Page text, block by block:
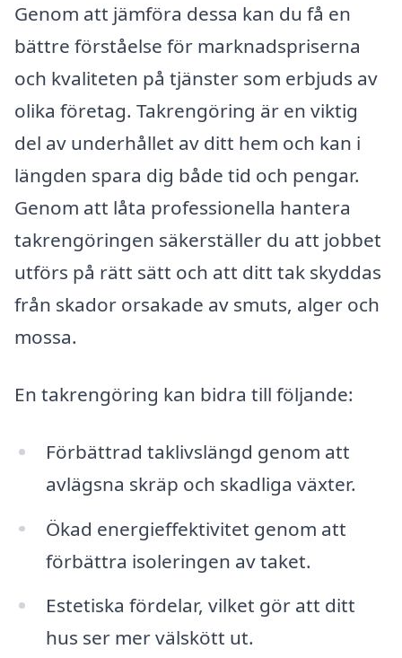
Genom att jämföra dessa kan du få en
bättre förståelse för marknadspriserna
och kvaliteten på tjänster som erbjuds av
olika företag. Takrengöring är en viktig
del av underhållet av ditt hem och kan i
längden spara dig både tid och pengar.
Genom att låta professionella hantera
takrengöringen säkerställer du att jobbet
utförs på rätt sätt och att ditt tak skyddas
från skador orsakade av smuts, alger och
mossa.
En takrengöring kan bidra till följande:
Förbättrad taklivslängd genom att
avlägsna skräp och skadliga växter.
Ökad energieffektivitet genom att
förbättra isoleringen av taket.
Estetiska fördelar, vilket gör att ditt
hus ser mer välskött ut.